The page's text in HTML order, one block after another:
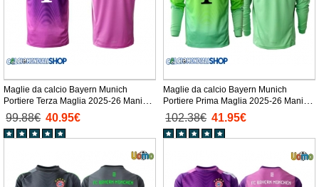
Maglie da calcio Bayern Munich
Portiere Terza Maglia 2025-26 Manica
Corta
99.88€ 40.95€
Maglie da calcio Bayern Munich
Portiere Prima Maglia 2025-26 Manica
Lunga
102.38€ 41.95€